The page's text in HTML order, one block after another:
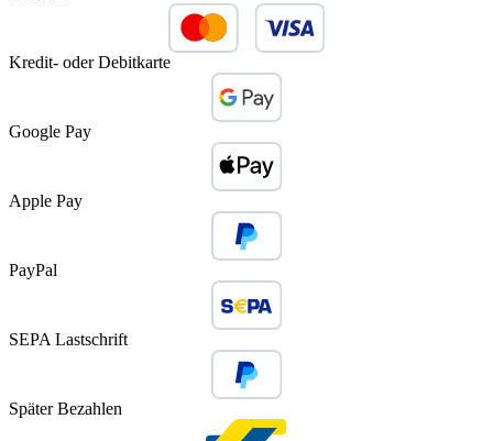
Kredit- oder Debitkarte
Google Pay
Apple Pay
PayPal
SEPA Lastschrift
Später Bezahlen